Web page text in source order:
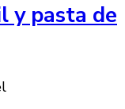
y pasta de